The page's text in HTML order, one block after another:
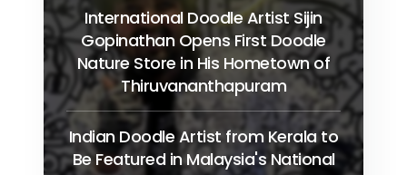
International Doodle Artist Sijin
Gopinathan Opens First Doodle
Nature Store in His Hometown of
Thiruvananthapuram
Indian Doodle Artist from Kerala to
Be Featured in Malaysia's National